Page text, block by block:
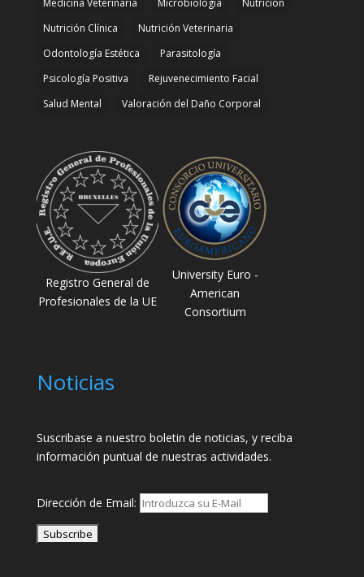
Nutrición Clínica
Nutrición Veterinaria
Odontología Estética
Parasitología
Psicología Positiva
Rejuvenecimiento Facial
Salud Mental
Valoración del Daño Corporal
Registro General de
Profesionales de la UE
University Euro -
American
Consortium
Noticias
Suscribase a nuestro boletin de noticias, y reciba
información puntual de nuestras actividades.
Dirección de Email: